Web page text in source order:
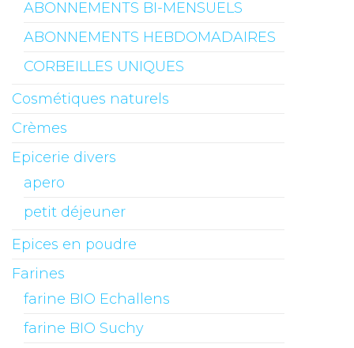
ABONNEMENTS BI-MENSUELS
ABONNEMENTS HEBDOMADAIRES
CORBEILLES UNIQUES
Cosmétiques naturels
Crèmes
Epicerie divers
apero
petit déjeuner
Epices en poudre
Farines
farine BIO Echallens
farine BIO Suchy